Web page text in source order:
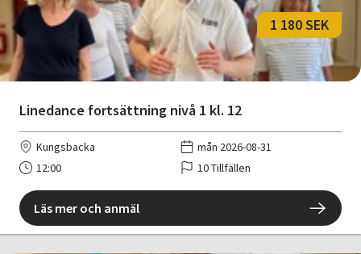
Linedance fortsättning nivå 1 kl. 12
1 180 SEK
Kungsbacka
mån 2026-08-31
12:00
10 Tillfällen
Läs mer och anmäl